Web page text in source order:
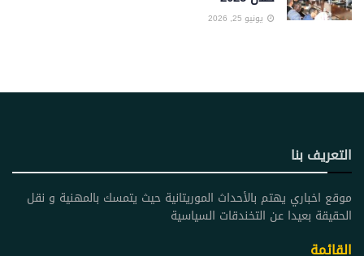
يونيو 25, 2026
التعريف بنا
موقع اخباري يهتم بالأحداث الموريتانية حيث يتمسك بالمهنية و نقل
الحقيقة بعيدا عن التخندقات السياسية
القائمة